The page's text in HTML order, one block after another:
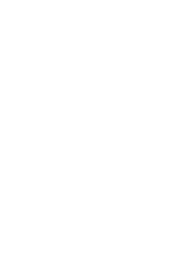
жилом
и автомобилей